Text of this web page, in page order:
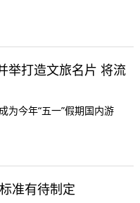
举打造文旅名片 将流
为今年“五一”假期国内游
准有待制定